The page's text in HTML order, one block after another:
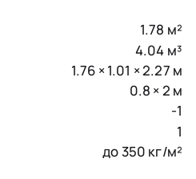
1.78 м²
4.04 м³
1.76 × 1.01 × 2.27 м
0.8 × 2 м
-1
1
до 350 кг/м²